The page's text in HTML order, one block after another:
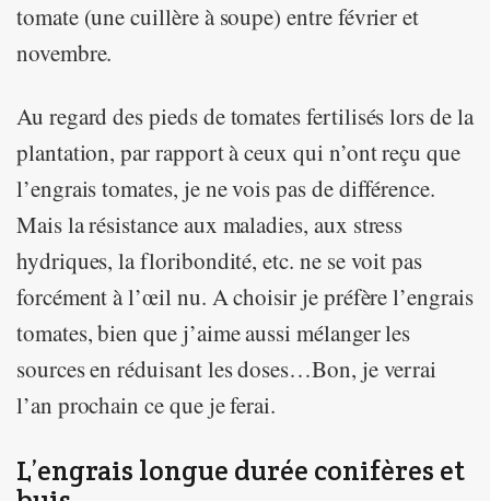
tomate (une cuillère à soupe) entre février et
novembre.
Au regard des pieds de tomates fertilisés lors de la
plantation, par rapport à ceux qui n’ont reçu que
l’engrais tomates, je ne vois pas de différence.
Mais la résistance aux maladies, aux stress
hydriques, la floribondité, etc. ne se voit pas
forcément à l’œil nu. A choisir je préfère l’engrais
tomates, bien que j’aime aussi mélanger les
sources en réduisant les doses…Bon, je verrai
l’an prochain ce que je ferai.
L’engrais longue durée conifères et